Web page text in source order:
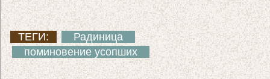
ТЕГИ:
Радиница
поминовение усопших